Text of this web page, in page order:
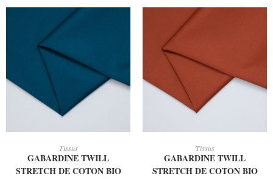
Tissus
GABARDINE TWILL
STRETCH DE COTON BIO
Tissus
GABARDINE TWILL
STRETCH DE COTON BIO